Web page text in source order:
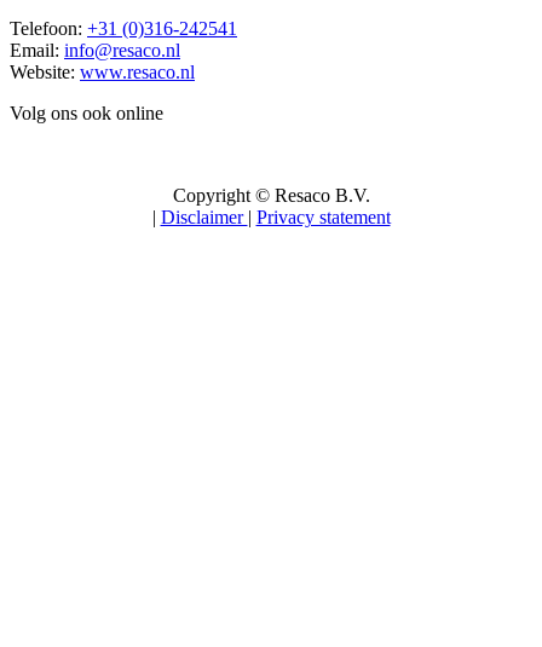
Telefoon: +31 (0)316-242541
Email: info@resaco.nl
Website: www.resaco.nl
Volg ons ook online
Copyright © Resaco B.V.
| Disclaimer | Privacy statement